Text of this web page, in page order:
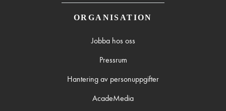
ORGANISATION
Jobba hos oss
Pressrum
Hantering av personuppgifter
AcadeMedia